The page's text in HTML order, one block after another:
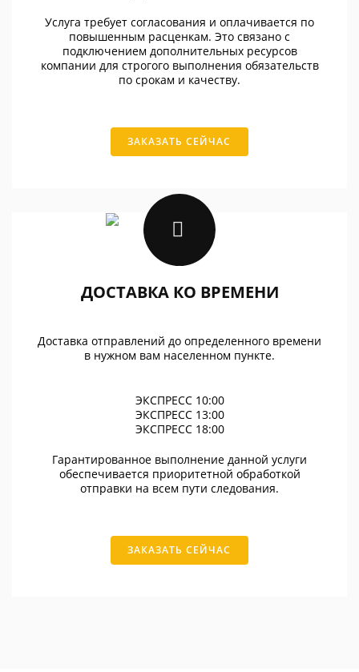
Услуга требует согласования и оплачивается по
повышенным расценкам. Это связано с
подключением дополнительных ресурсов
компании для строгого выполнения обязательств
по срокам и качеству.
ЗАКАЗАТЬ СЕЙЧАС
ДОСТАВКА КО ВРЕМЕНИ
Доставка отправлений до определенного времени
в нужном вам населенном пункте.
ЭКСПРЕСС 10:00
ЭКСПРЕСС 13:00
ЭКСПРЕСС 18:00
Гарантированное выполнение данной услуги
обеспечивается приоритетной обработкой
отправки на всем пути следования.
ЗАКАЗАТЬ СЕЙЧАС